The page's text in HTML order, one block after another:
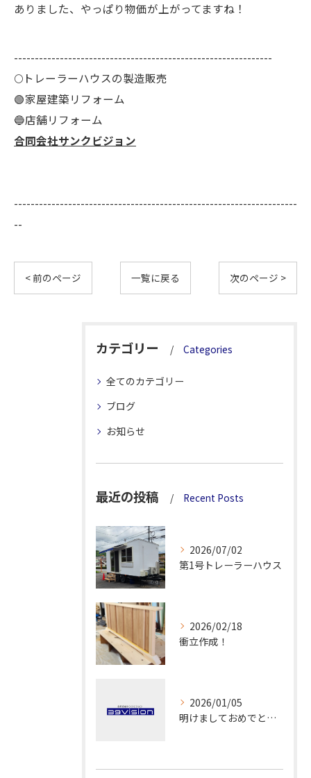
ありました、やっぱり物価が上がってますね！
--------------------------------------------------------------
🌕️トレーラーハウスの製造販売
🟢家屋建築リフォーム
🔵店舗リフォーム
合同会社サンクビジョン
--------------------------------------------------------------------
--
< 前のページ 一覧に戻る 次のページ >
カテゴリー Categories
全てのカテゴリー
ブログ
お知らせ
最近の投稿 Recent Posts
2026/07/02
第1号トレーラーハウス
2026/02/18
衝立作成！
2026/01/05
明けましておめでとうございます！